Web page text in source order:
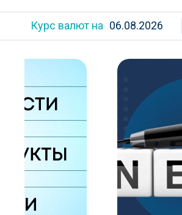
Курс валют на 06.08.2026